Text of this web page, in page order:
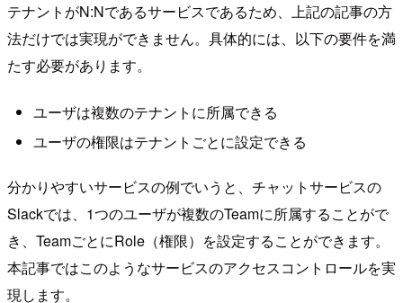
テナントがN:Nであるサービスであるため、上記の記事の方
法だけでは実現ができません。具体的には、以下の要件を満
たす必要があります。
ユーザは複数のテナントに所属できる
ユーザの権限はテナントごとに設定できる
分かりやすいサービスの例でいうと、チャットサービスの
Slackでは、1つのユーザが複数のTeamに所属することがで
き、TeamごとにRole（権限）を設定することができます。
本記事ではこのようなサービスのアクセスコントロールを実
現します。